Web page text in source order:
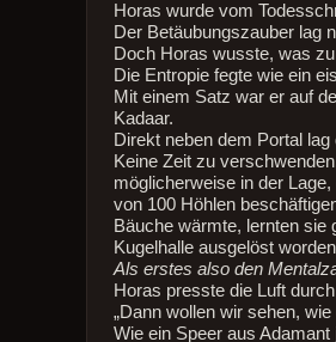
Horas wurde vom
Der Betäubungszauber lag
Doch Horas wusste, was
Die Entropie fegte wie ein
Mit einem Satz war er auf
Kadaar.
Direkt neben dem Portal
Keine Zeit zu
möglicherweise in der
von 100 Höhlen
Bäuche wärmte, lernten sie
Kugelhalle ausgelöst
Als erstes also den
Horas presste die Luft
„Dann wollen wir sehen,
Wie ein Speer aus